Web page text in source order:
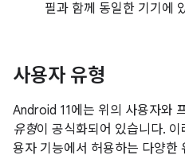
필과 함께 동일한 기기에
사용자 유형
Android 11에는 위의 사용자와
유형이 공식화되어 있습니다.
용자 기능에서 허용하는 다양한